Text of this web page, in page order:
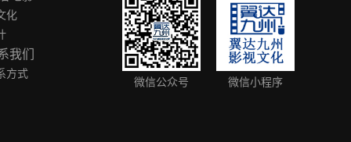
化
我们
方式
微信公众号 微信小程序